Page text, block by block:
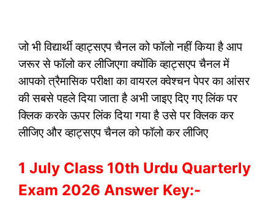
जो भी विद्यार्थी व्हाट्सएप चैनल को फॉलो नहीं किया है आप
जरूर से फॉलो कर लीजिएगा क्योंकि व्हाट्सएप चैनल में
आपको त्रैमासिक परीक्षा का वायरल क्वेश्चन पेपर का आंसर
की सबसे पहले दिया जाता है अभी जाइए दिए गए लिंक पर
क्लिक करके ऊपर लिंक दिया गया है उसे पर क्लिक कर
लीजिए और व्हाट्सएप चैनल को फॉलो कर लीजिए
1 July Class 10th Urdu Quarterly
Exam 2026 Answer Key:-